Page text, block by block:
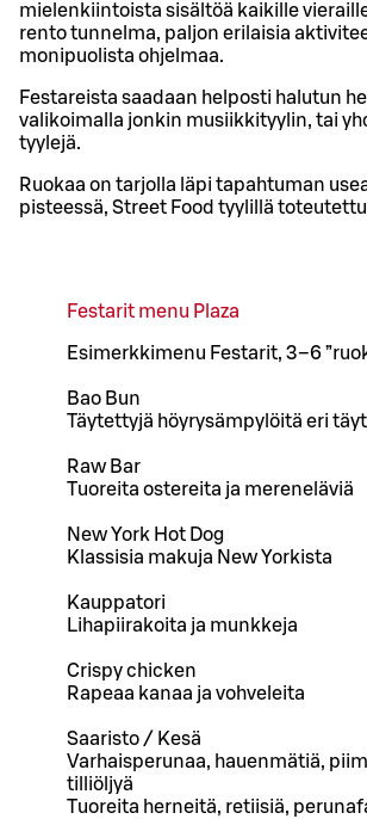
mielenkiintoista sisältöä kaikille
rento tunnelma, paljon erilaisia
monipuolista ohjelmaa.
Festareista saadaan helposti halutun
valikoimalla jonkin musiikkityylin, tai
tyylejä.
Ruokaa on tarjolla läpi tapahtuman
pisteessä, Street Food tyylillä
Festarit menu Plaza
Esimerkkimenu Festarit, 3–6
Bao Bun
Täytettyjä höyrysämpylöitä eri
Raw Bar
Tuoreita ostereita ja mereneläviä
New York Hot Dog
Klassisia makuja New Yorkista
Kauppatori
Lihapiirakoita ja munkkeja
Crispy chicken
Rapeaa kanaa ja vohveleita
Saaristo / Kesä
Varhaisperunaa, hauenmätiä,
tilliöljyä
Tuoreita herneitä, retiisiä,